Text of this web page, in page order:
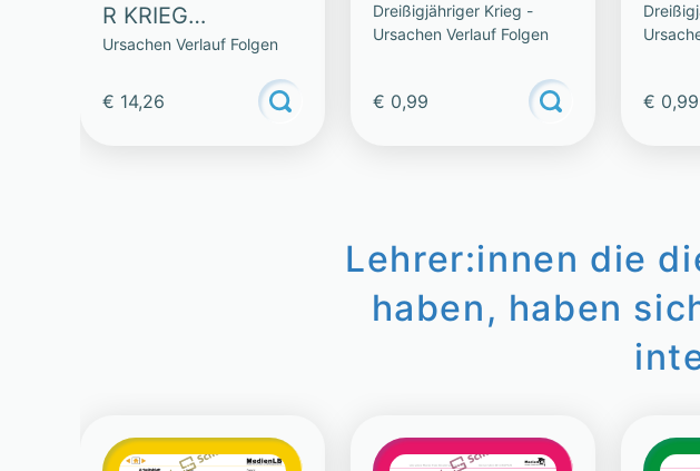
KRIEG (
SAMMLUNG)
Ursachen Verlauf Folgen
€ 14,26
Dreißigjähriger Krieg -
Ursachen Verlauf Folgen
€ 0,99 € 0,99
Lehrer:innen die
haben, haben